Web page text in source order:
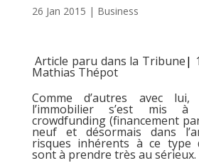
26 Jan 2015 | Business
Article paru dans la Tribune|
Mathias Thépot
Comme d’autres avec
l’immobilier s’est mis
crowdfunding (financement
neuf et désormais dans
risques inhérents à ce type
sont à prendre très au sérieux.